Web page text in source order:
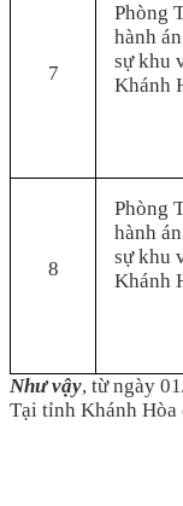
7
Phòng
hành
sự khu
Khánh
8
Phòng
hành
sự khu
Khánh
Như vậy, từ ngày
Tại tỉnh Khánh Hòa